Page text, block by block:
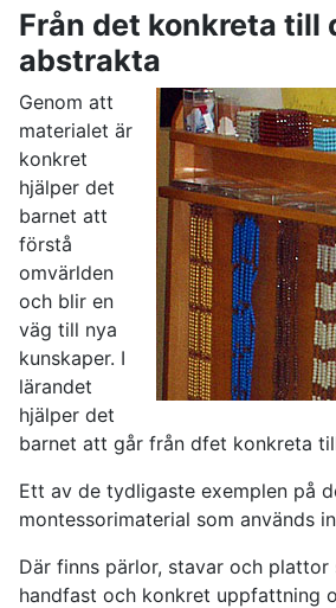
Från det konkreta till
abstrakta
Genom att
materialet är
konkret
hjälper det
barnet att
förstå
omvärlden
och blir en
väg till nya
kunskaper. I
lärandet
hjälper det
barnet att går från dfet konkreta
Ett av de tydligaste exemplen på
montessorimaterial som används
Där finns pärlor, stavar och plattor
handfast och konkret uppfattning